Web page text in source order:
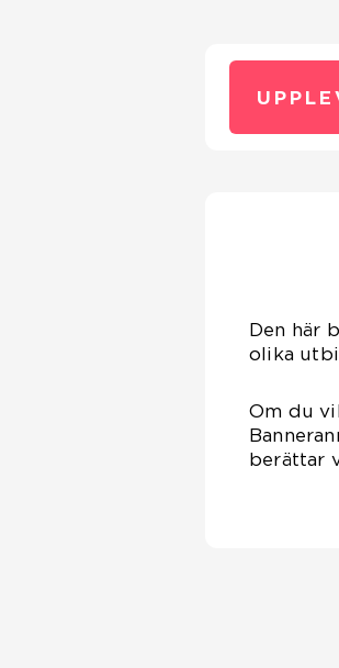
Den här
olika
Om du
berättar